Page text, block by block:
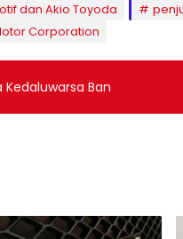
dan Akio Toyoda
Corporation
Ban